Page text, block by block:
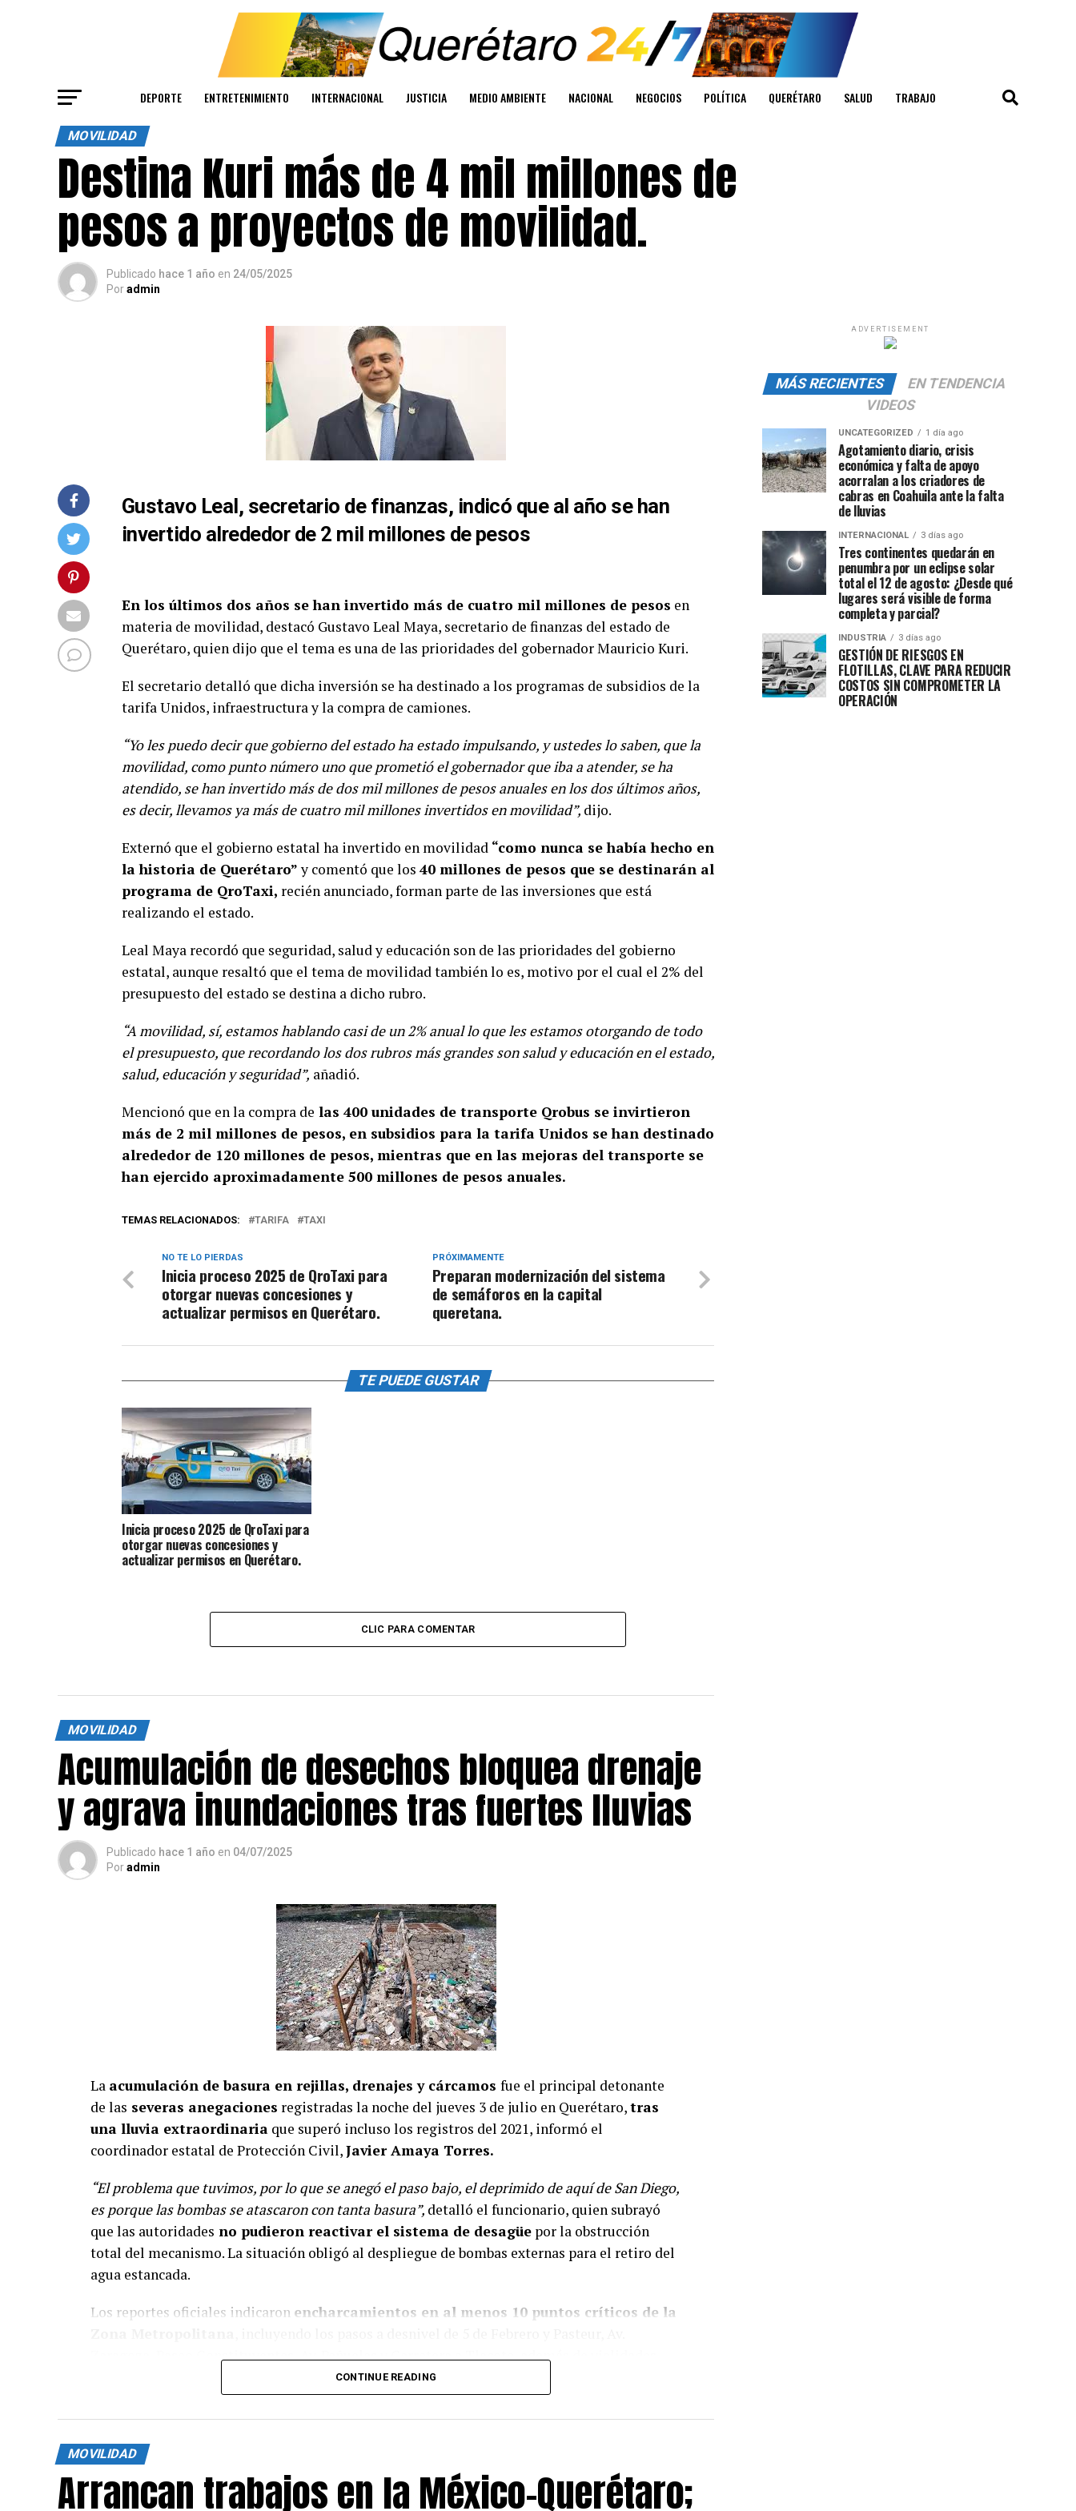
DEPORTE ENTRETENIMIENTO INTERNACIONAL JUSTICIA MEDIO AMBIENTE NACIONAL NEGOCIOS POLÍTICA QUERÉTARO SALUD TRABAJO
MOVILIDAD
Destina Kuri más de 4 mil millones de
pesos a proyectos de movilidad.
Publicado hace 1 año en 24/05/2025
Poradmin
Gustavo Leal, secretario de finanzas, indicó que al año se han
invertido alrededor de 2 mil millones de pesos
En los últimos dos años se han invertido más de cuatro mil millones de pesos en
materia de movilidad, destacó Gustavo Leal Maya, secretario de finanzas del estado de
Querétaro, quien dijo que el tema es una de las prioridades del gobernador Mauricio Kuri.
El secretario detalló que dicha inversión se ha destinado a los programas de subsidios de la
tarifa Unidos, infraestructura y la compra de camiones.
“Yo les puedo decir que gobierno del estado ha estado impulsando, y ustedes lo saben, que la
movilidad, como punto número uno que prometió el gobernador que iba a atender, se ha
atendido, se han invertido más de dos mil millones de pesos anuales en los dos últimos años,
es decir, llevamos ya más de cuatro mil millones invertidos en movilidad”, dijo.
Externó que el gobierno estatal ha invertido en movilidad “como nunca se había hecho en
la historia de Querétaro”y comentó que los 40 millones de pesos que se destinarán al
programa de QroTaxi, recién anunciado, forman parte de las inversiones que está
realizando el estado.
Leal Maya recordó que seguridad, salud y educación son de las prioridades del gobierno
estatal, aunque resaltó que el tema de movilidad también lo es, motivo por el cual el 2% del
presupuesto del estado se destina a dicho rubro.
“A movilidad, sí, estamos hablando casi de un 2% anual lo que les estamos otorgando de todo
el presupuesto, que recordando los dos rubros más grandes son salud y educación en el estado,
salud, educación y seguridad”, añadió.
Mencionó que en la compra de las 400 unidades de transporte Qrobus se invirtieron
más de 2 mil millones de pesos, en subsidios para la tarifa Unidos se han destinado
alrededor de 120 millones de pesos, mientras que en las mejoras del transporte se
han ejercido aproximadamente 500 millones de pesos anuales.
TEMAS RELACIONADOS: TARIFA TAXI
PRÓXIMAMENTE
Preparan modernización del sistema
de semáforos en la capital
queretana.
NO TE LO PIERDAS
Inicia proceso 2025 de QroTaxi para
otorgar nuevas concesiones y
actualizar permisos en Querétaro.
TE PUEDE GUSTAR
Inicia proceso 2025 de QroTaxi para
otorgar nuevas concesiones y
actualizar permisos en Querétaro.
CLIC PARA COMENTAR
MOVILIDAD
Acumulación de desechos bloquea drenaje
y agrava inundaciones tras fuertes lluvias
Publicado hace 1 año en 04/07/2025
Poradmin
La acumulación de basura en rejillas, drenajes y cárcamos fue el principal detonante
de las severas anegaciones registradas la noche del jueves 3 de julio en Querétaro,tras
una lluvia extraordinaria que superó incluso los registros del 2021, informó el
coordinador estatal de Protección Civil,Javier Amaya Torres.
“El problema que tuvimos, por lo que se anegó el paso bajo, el deprimido de aquí de San Diego,
es porque las bombas se atascaron con tanta basura”, detalló el funcionario, quien subrayó
que las autoridades no pudieron reactivar el sistema de desagüe por la obstrucción
total del mecanismo. La situación obligó al despliegue de bombas externas para el retiro del
agua estancada.
Los reportes oficiales indicaron encharcamientos en al menos 10 puntos críticos de la
Zaragoza, Paseo Constituyentes, Av. Peñuelas y Carretera a Tlacote, además de vialidades
colapsadas en zonas como Pueblo Nuevo, Jardines de la Hacienda, Santa María Magdalena y
Lomas de Casa Blanca.
el paso inferior de Pasteur y
altura de Lomas de Casa Blanca.
CONTINUE READING
MOVILIDAD
Arrancan trabajos en la México–Querétaro;
ADVERTISEMENT
MÁS RECIENTES
EN TENDENCIA
VIDEOS
UNCATEGORIZED 1 día ago
Agotamiento diario, crisis
económica y falta de apoyo
acorralan a los criadores de
cabras en Coahuila ante la falta
de lluvias
INTERNACIONAL 3 días ago
Tres continentes quedarán en
penumbra por un eclipse solar
total el 12 de agosto: ¿Desde qué
lugares será visible de forma
completa y parcial?
INDUSTRIA 3 días ago
GESTIÓN DE RIESGOS EN
FLOTILLAS, CLAVE PARA REDUCIR
COSTOS SIN COMPROMETER LA
OPERACIÓN